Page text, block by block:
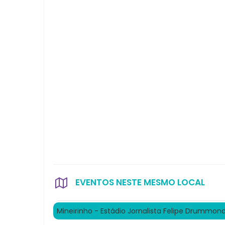
EVENTOS NESTE MESMO LOCAL
Mineirinho - Estádio Jornalista Felipe